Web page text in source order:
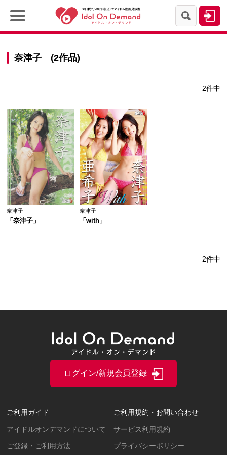
奈津子 (2作品)
2件中
奈津子
「奈津子」
奈津子
「with」
2件中
ご利用ガイド
アイドルオンデマンドについて
ご登録・ご利用方法
ご利用規約・お問い合わせ
サービス利用規約
プライバシーポリシー
ログイン/新規会員登録